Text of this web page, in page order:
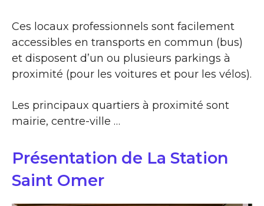
Ces locaux professionnels sont facilement
accessibles en transports en commun (bus)
et disposent d’un ou plusieurs parkings à
proximité (pour les voitures et pour les vélos).
Les principaux quartiers à proximité sont
mairie, centre-ville …
Présentation de La Station
Saint Omer